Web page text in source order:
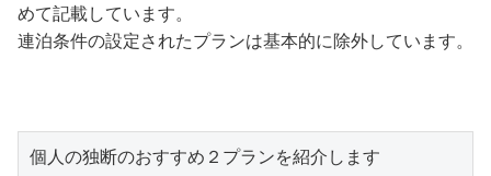
めて記載しています。
連泊条件の設定されたプランは基本的に除外しています。
個人の独断のおすすめ２プランを紹介します